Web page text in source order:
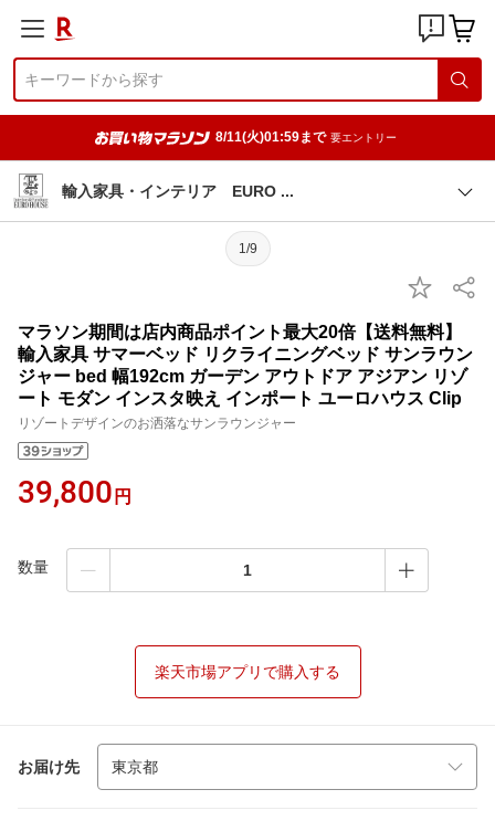
8/11(火)01:59まで 要エントリー
輸入家具・インテリア EURO
1/9
マラソン期間は店内商品ポイント最大20倍【送料無料】
輸入家具 サマーベッド リクライニングベッド サンラウン
ジャー bed 幅192cm ガーデン アウトドア アジアン リゾ
ート モダン インスタ映え インポート ユーロハウス Clip
リゾートデザインのお洒落なサンラウンジャー
39,800 円
数量
楽天市場アプリで購入する
お届け先